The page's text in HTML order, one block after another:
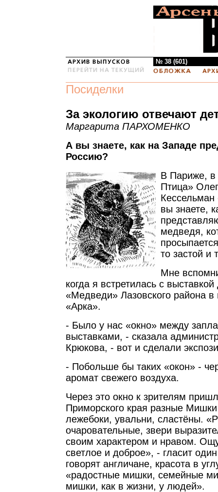
№ 38 (601)
Посиделки
За экологию отвечают
Маргарита ПАРХОМЕНКО
А вы знаете, как на Западе
Россию?
В Париже, в
Птица»
вы знаете,
медведя,
то застой и
Мне
когда я встретилась с выставкой
«Медведи» Лазовского района в
«Арка».
- Было у нас «окно» между
выставками, - сказала
Крюкова, - вот и сделали
- Побольше бы таких «окон» -
аромат свежего воздуха.
Через это окно к зрителям
Приморского края разные
лежебоки, увальни, сластёны.
очаровательные, звери
своим характером и нравом.
светлое и доброе», - гласит
говорят англичане, красота в
«радостные мишки, семейные
мишки, как в жизни, у людей».